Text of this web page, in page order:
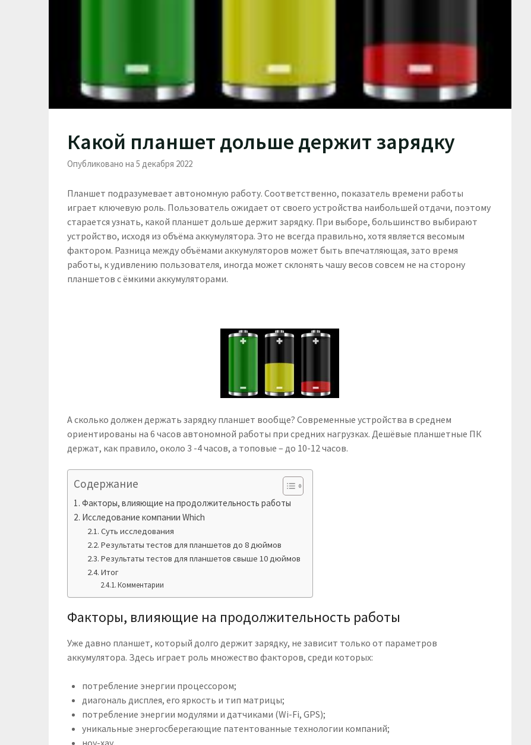
Какой планшет дольше держит зарядку
Опубликовано на 5 декабря 2022
Планшет подразумевает автономную работу. Соответственно, показатель времени работы
играет ключевую роль. Пользователь ожидает от своего устройства наибольшей отдачи, поэтому
старается узнать, какой планшет дольше держит зарядку. При выборе, большинство выбирают
устройство, исходя из объёма аккумулятора. Это не всегда правильно, хотя является весомым
фактором. Разница между объёмами аккумуляторов может быть впечатляющая, зато время
работы, к удивлению пользователя, иногда может склонять чашу весов совсем не на сторону
планшетов с ёмкими аккумуляторами.
А сколько должен держать зарядку планшет вообще? Современные устройства в среднем
ориентированы на 6 часов автономной работы при средних нагрузках. Дешёвые планшетные ПК
держат, как правило, около 3 -4 часов, а топовые – до 10-12 часов.
Содержание
Факторы, влияющие на продолжительность работы
Исследование компании Which
Суть исследования
Результаты тестов для планшетов до 8 дюймов
Результаты тестов для планшетов свыше 10 дюймов
Итог
Комментарии
Факторы, влияющие на продолжительность работы
Уже давно планшет, который долго держит зарядку, не зависит только от параметров
аккумулятора. Здесь играет роль множество факторов, среди которых:
потребление энергии процессором;
диагональ дисплея, его яркость и тип матрицы;
потребление энергии модулями и датчиками (Wi-Fi, GPS);
уникальные энергосберегающие патентованные технологии компаний;
ноу-хау.